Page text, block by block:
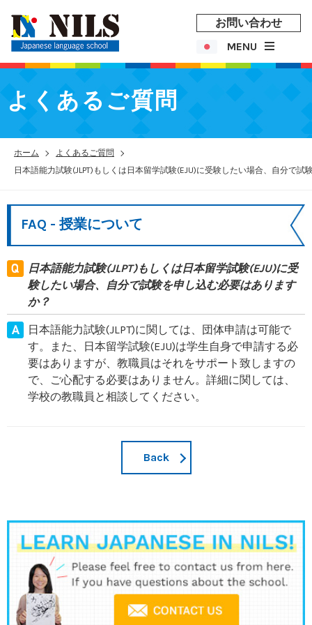
お問い合わせ
MENU
よくあるご質問
ホーム よくあるご質問
FAQ - 授業について
日本語能力試験(JLPT)もしくは日本留学試験(EJU)に受
験したい場合、自分で試験を申し込む必要はあります
か？
日本語能力試験(JLPT)に関しては、団体申請は可能で
す。また、日本留学試験(EJU)は学生自身で申請する必
要はありますが、教職員はそれをサポート致しますの
で、ご心配する必要はありません。詳細に関しては、
学校の教職員と相談してください。
Back